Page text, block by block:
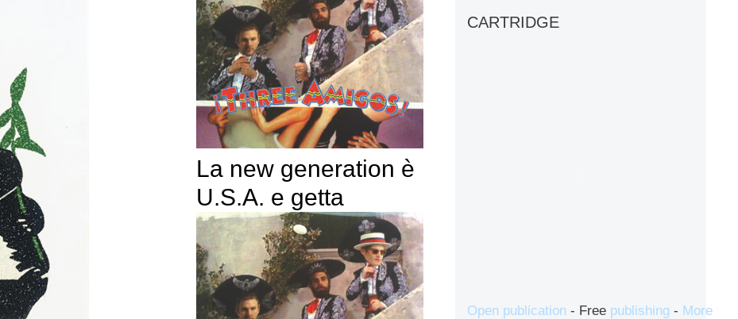
La new generation è
U.S.A. e getta
CARTRIDGE
Open publication - Free publishing - More